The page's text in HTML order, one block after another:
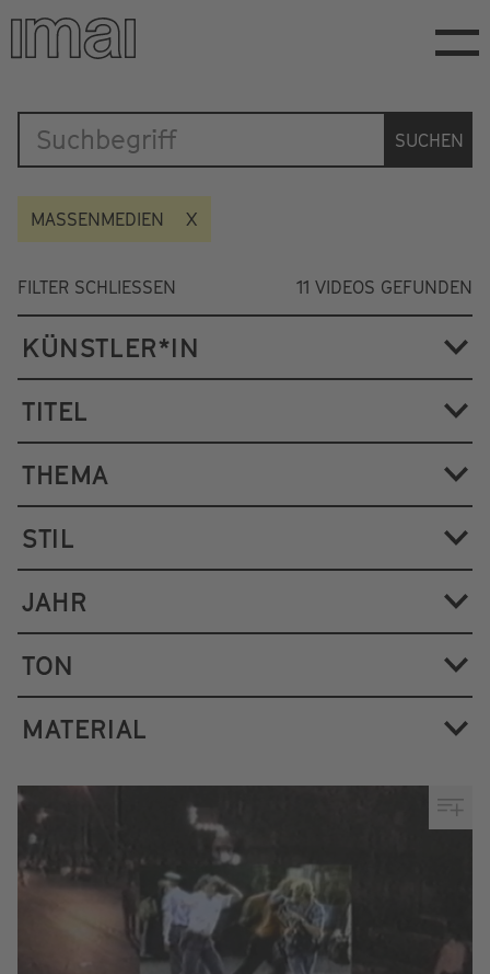
Direkt
zum
Inhalt
Katalog
SUCHEN
MASSENMEDIEN
FILTER SCHLIESSEN 11 VIDEOS GEFUNDEN
KÜNSTLER*IN
TITEL
THEMA
STIL
JAHR
TON
MATERIAL